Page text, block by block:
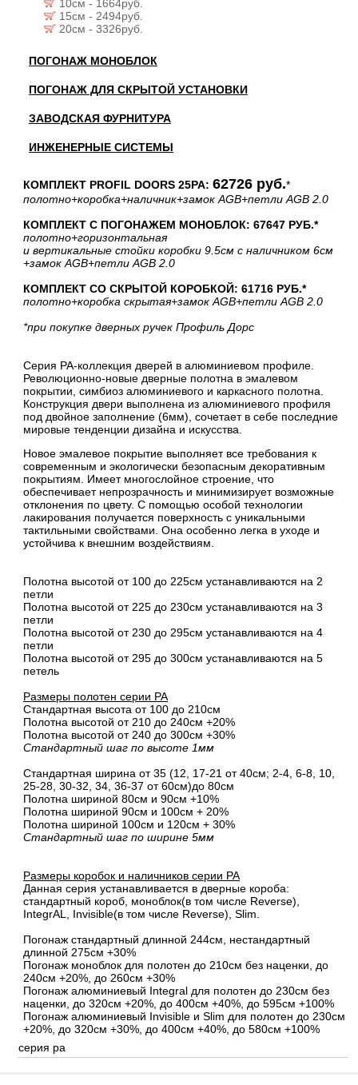
10см - 1664руб.
15см - 2494руб.
20см - 3326руб.
ПОГОНАЖ МОНОБЛОК
ПОГОНАЖ ДЛЯ СКРЫТОЙ УСТАНОВКИ
ЗАВОДСКАЯ ФУРНИТУРА
ИНЖЕНЕРНЫЕ СИСТЕМЫ
КОМПЛЕКТ PROFIL DOORS 25PA: 62726 руб.*
полотно+коробка+наличник+замок AGB+петли AGB 2.0
КОМПЛЕКТ С ПОГОНАЖЕМ МОНОБЛОК: 67647 РУБ.*
полотно+горизонтальная
и вертикальные стойки коробки 9.5см с наличником 6см
+замок AGB+петли AGB 2.0
КОМПЛЕКТ СО СКРЫТОЙ КОРОБКОЙ: 61716 РУБ.*
полотно+коробка скрытая+замок AGB+петли AGB 2.0
*при покупке дверных ручек Профиль Дорс
Серия PA-коллекция дверей в алюминиевом профиле.
Революционно-новые дверные полотна в эмалевом
покрытии, симбиоз алюминиевого и каркасного полотна.
Конструкция двери выполнена из алюминиевого профиля
под двойное заполнение (6мм), сочетает в себе последние
мировые тенденции дизайна и искусства.
Новое эмалевое покрытие выполняет все требования к
современным и экологически безопасным декоративным
покрытиям. Имеет многослойное строение, что
обеспечивает непрозрачность и минимизирует возможные
отклонения по цвету. С помощью особой технологии
лакирования получается поверхность с уникальными
тактильными свойствами. Она особенно легка в уходе и
устойчива к внешним воздействиям.
Полотна высотой от 100 до 225см устанавливаются на 2
петли
Полотна высотой от 225 до 230см устанавливаются на 3
петли
Полотна высотой от 230 до 295см устанавливаются на 4
петли
Полотна высотой от 295 до 300см устанавливаются на 5
петель
Размеры полотен серии PA
Стандартная высота от 100 до 210см
Полотна высотой от 210 до 240см +20%
Полотна высотой от 240 до 300см +30%
Стандартный шаг по высоте 1мм
Стандартная ширина от 35 (12, 17-21 от 40см; 2-4, 6-8, 10,
25-28, 30-32, 34, 36-37 от 60см)до 80см
Полотна шириной 80cм и 90cм +10%
Полотна шириной 90см и 100см + 20%
Полотна шириной 100см и 120см + 30%
Стандартный шаг по ширине 5мм
Размеры коробок и наличников серии PA
Данная серия устанавливается в дверные короба:
стандартный короб, моноблок(в том числе Reverse),
IntegrAL, Invisible(в том числе Reverse), Slim.
Погонаж стандартный длинной 244см, нестандартный
длинной 275см +30%
Погонаж моноблок для полотен до 210см без наценки, до
240см +20%, до 260см +30%
Погонаж алюминиевый Integral для полотен до 230см без
наценки, до 320см +20%, до 400см +40%, до 595см +100%
Погонаж алюминиевый Invisible и Slim для полотен до 230см
+20%, до 320см +30%, до 400см +40%, до 580см +100%
серия pa